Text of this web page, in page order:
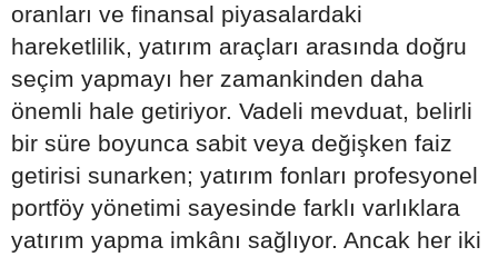
oranları ve finansal piyasalardaki
hareketlilik, yatırım araçları arasında doğru
seçim yapmayı her zamankinden daha
önemli hale getiriyor. Vadeli mevduat, belirli
bir süre boyunca sabit veya değişken faiz
getirisi sunarken; yatırım fonları profesyonel
portföy yönetimi sayesinde farklı varlıklara
yatırım yapma imkânı sağlıyor. Ancak her iki